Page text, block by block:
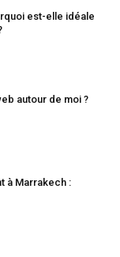
est-elle idéale
autour de moi ?
à Marrakech :